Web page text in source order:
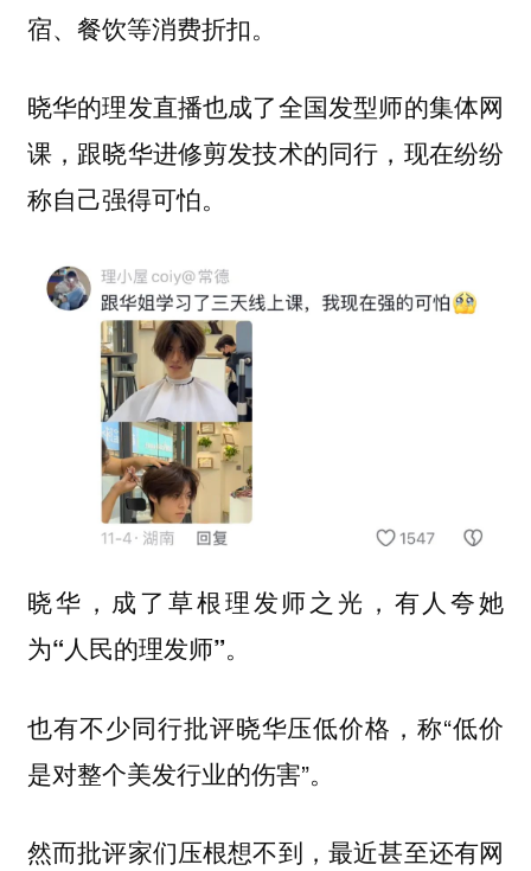
宿、餐饮等消费折扣。
晓华的理发直播也成了全国发型师的集体网
课，跟晓华进修剪发技术的同行，现在纷纷
称自己强得可怕。
晓华，成了草根理发师之光，有人夸她
为“人民的理发师”。
也有不少同行批评晓华压低价格，称“低价
是对整个美发行业的伤害”。
然而批评家们压根想不到，最近甚至还有网